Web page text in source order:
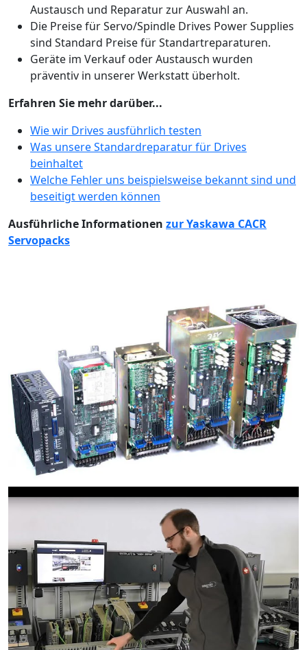
Austausch und Reparatur zur Auswahl an.
Die Preise für Servo/Spindle Drives Power Supplies
sind Standard Preise für Standartreparaturen.
Geräte im Verkauf oder Austausch wurden
präventiv in unserer Werkstatt überholt.
Erfahren Sie mehr darüber...
Wie wir Drives ausführlich testen
Was unsere Standardreparatur für Drives
beinhaltet
Welche Fehler uns beispielsweise bekannt sind und
beseitigt werden können
Ausführliche Informationen zur Yaskawa CACR
Servopacks